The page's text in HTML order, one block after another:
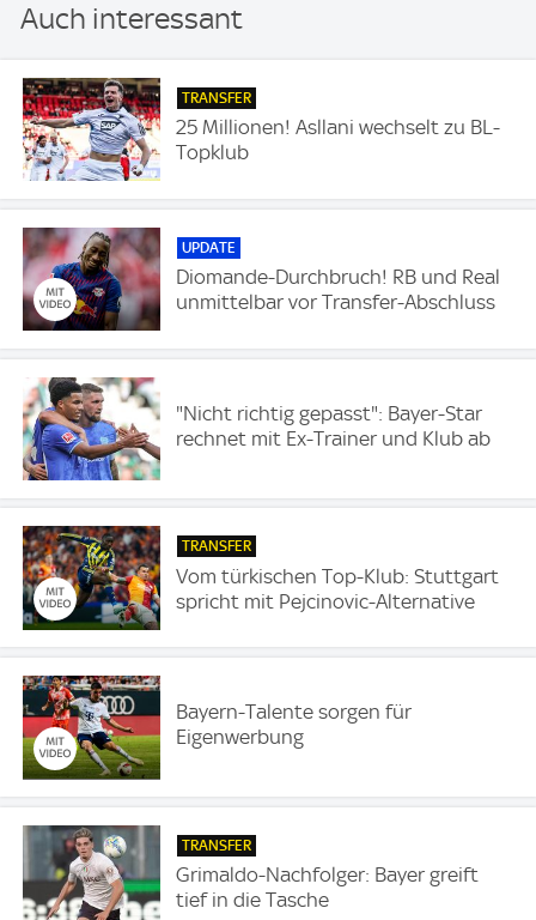
Auch interessant
TRANSFER
25 Millionen! Asllani wechselt zu BL-
Topklub
UPDATE
Diomande-Durchbruch! RB und Real
unmittelbar vor Transfer-Abschluss
"Nicht richtig gepasst": Bayer-Star
rechnet mit Ex-Trainer und Klub ab
TRANSFER
Vom türkischen Top-Klub: Stuttgart
spricht mit Pejcinovic-Alternative
Bayern-Talente sorgen für
Eigenwerbung
TRANSFER
Grimaldo-Nachfolger: Bayer greift
tief in die Tasche